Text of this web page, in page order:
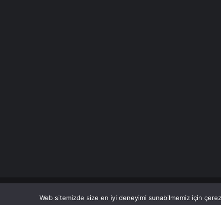
© Copyright 2026 Her Hakkı Saklıdır. Son Dakika
Web sitemizde size en iyi deneyimi sunabilmemiz için